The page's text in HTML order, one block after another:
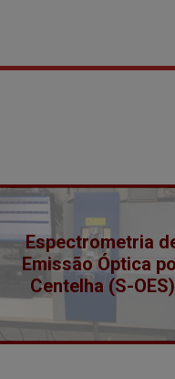
Espectrometria
Emissão Óptica
Centelha (S-OES)